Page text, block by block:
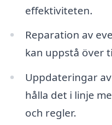
effektiviteten.
Reparation av
kan uppstå över
Uppdateringar
hålla det i linje
och regler.